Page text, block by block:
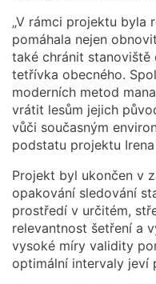
„V rámci projektu byla
pomáhala nejen
také chránit stanoviště
tetřívka obecného.
moderních metod
vrátit lesům jejich
vůči současným
podstatu projektu Irena
Projekt byl ukončen v
opakování sledování
prostředí v určitém,
relevantnost šetření a
vysoké míry validity
optimální intervaly jeví